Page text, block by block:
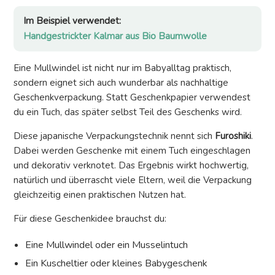
Im Beispiel verwendet:
Handgestrickter Kalmar aus Bio Baumwolle
Eine Mullwindel ist nicht nur im Babyalltag praktisch,
sondern eignet sich auch wunderbar als nachhaltige
Geschenkverpackung. Statt Geschenkpapier verwendest
du ein Tuch, das später selbst Teil des Geschenks wird.
Diese japanische Verpackungstechnik nennt sich Furoshiki.
Dabei werden Geschenke mit einem Tuch eingeschlagen
und dekorativ verknotet. Das Ergebnis wirkt hochwertig,
natürlich und überrascht viele Eltern, weil die Verpackung
gleichzeitig einen praktischen Nutzen hat.
Für diese Geschenkidee brauchst du:
Eine Mullwindel oder ein Musselintuch
Ein Kuscheltier oder kleines Babygeschenk